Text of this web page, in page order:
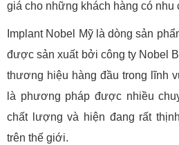
giá cho những khách hàng có nhu
Implant Nobel Mỹ là dòng sản
được sản xuất bởi công ty Nobel
thương hiệu hàng đầu trong lĩnh
là phương pháp được nhiều
chất lượng và hiện đang rất
trên thế giới.